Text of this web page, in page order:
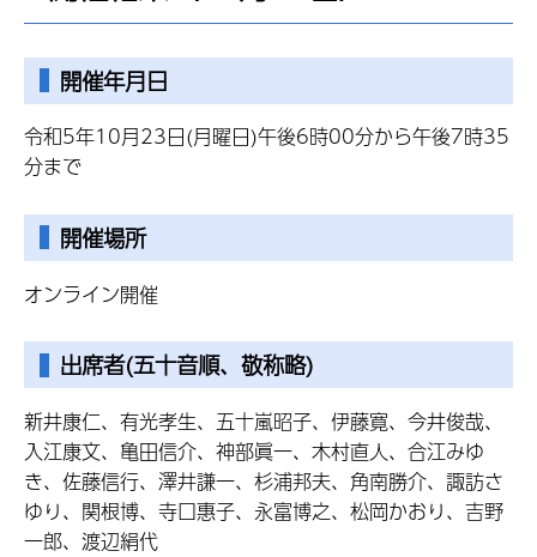
開催年月日
令和5年10月23日(月曜日)午後6時00分から午後7時35
分まで
開催場所
オンライン開催
出席者(五十音順、敬称略)
新井康仁、有光孝生、五十嵐昭子、伊藤寛、今井俊哉、
入江康文、亀田信介、神部眞一、木村直人、合江みゆ
き、佐藤信行、澤井謙一、杉浦邦夫、角南勝介、諏訪さ
ゆり、関根博、寺口惠子、永富博之、松岡かおり、吉野
一郎、渡辺絹代